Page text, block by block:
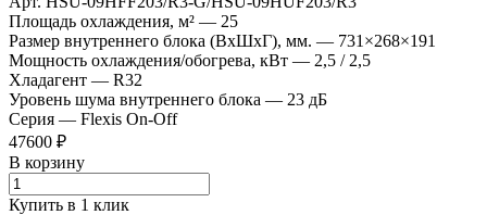
Площадь охлаждения, м² — 25
Размер внутреннего блока (ВхШхГ), мм. — 731×268×191
Мощность охлаждения/обогрева, кВт — 2,5 / 2,5
Хладагент — R32
Уровень шума внутреннего блока — 23 дБ
Серия — Flexis On-Off
47600 ₽
В корзину
Купить в 1 клик